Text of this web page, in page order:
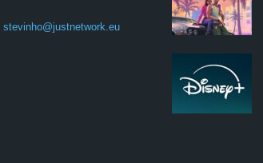
stevinho@justnetwork.eu